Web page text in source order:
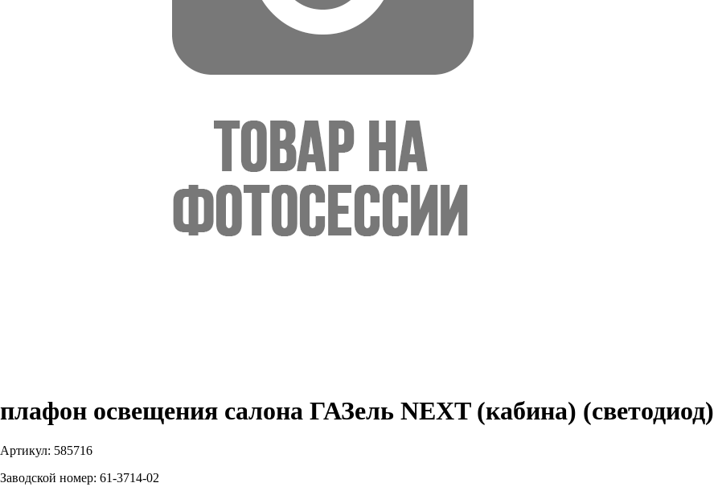
плафон освещения салона ГАЗель NEXT (кабина) (светодиод)
Артикул: 585716
Заводской номер: 61-3714-02